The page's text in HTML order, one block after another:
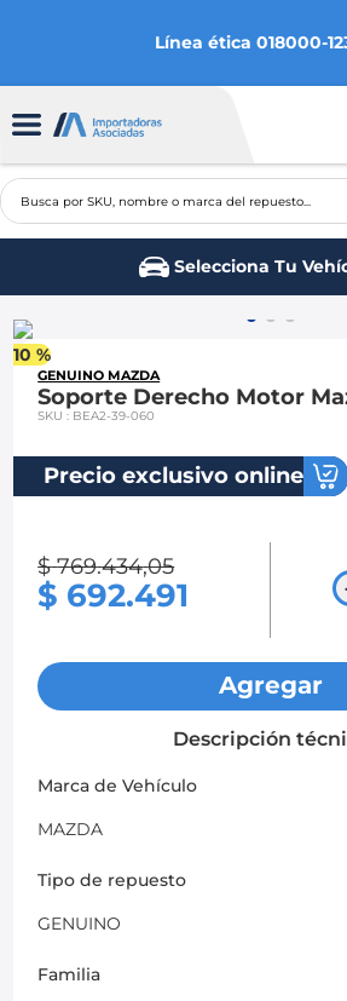
Línea ética 018000-
Busca por SKU, nombre o marca
Selecciona Tu
10 %
GENUINO MAZDA
Soporte Derecho Motor
SKU: BEA2-39-060
Precio exclusivo online
$ 769.434,05
$ 692.491
Agregar
Descripción
Marca de Vehículo
MAZDA
Tipo de repuesto
GENUINO
Familia
2
3.
spark gt
ford fiesta
5.
optra
6.
mazda 3
chevrolet sail
. mazda 2